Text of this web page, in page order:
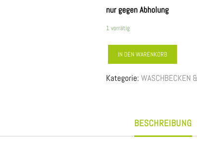
nur gegen Abholung
1 vorrätig
AUFSATZ
-
WASCHBECKEN
IN DEN WARENKORB
Kategorie: WASCHBECKEN
BESCHREIBUNG